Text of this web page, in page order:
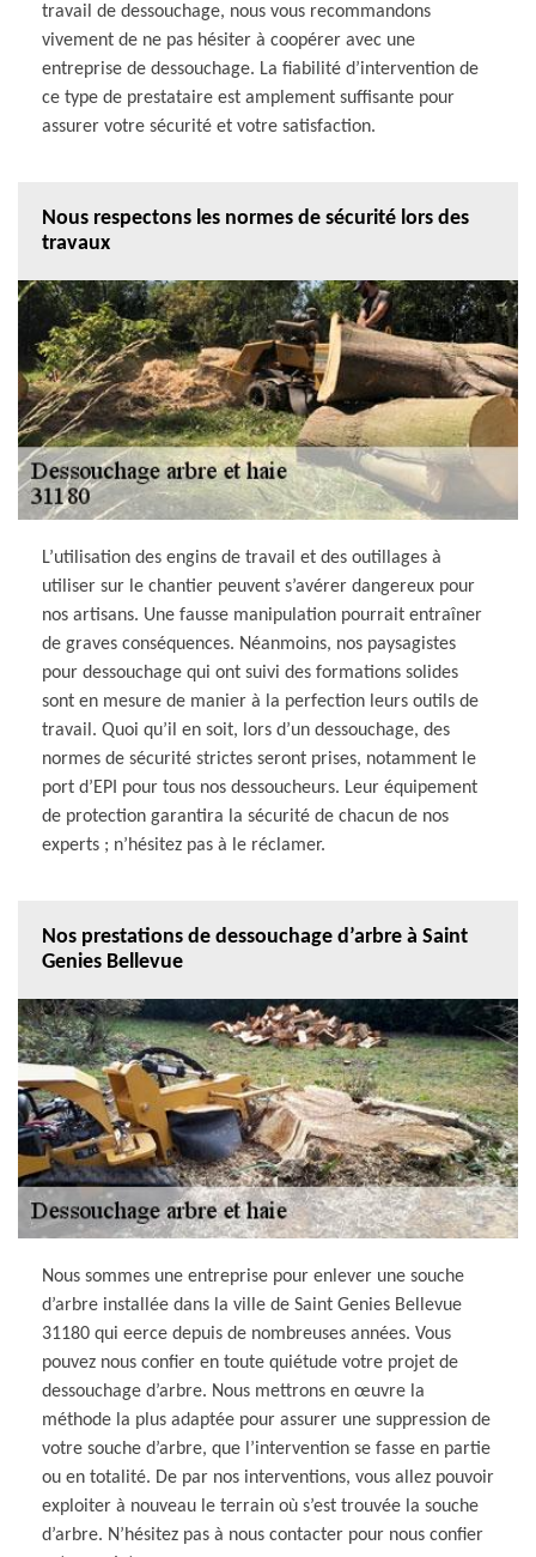
travail de dessouchage, nous vous recommandons
vivement de ne pas hésiter à coopérer avec une
entreprise de dessouchage. La fiabilité d’intervention de
ce type de prestataire est amplement suffisante pour
assurer votre sécurité et votre satisfaction.
Nous respectons les normes de sécurité lors des
travaux
L’utilisation des engins de travail et des outillages à
utiliser sur le chantier peuvent s’avérer dangereux pour
nos artisans. Une fausse manipulation pourrait entraîner
de graves conséquences. Néanmoins, nos paysagistes
pour dessouchage qui ont suivi des formations solides
sont en mesure de manier à la perfection leurs outils de
travail. Quoi qu’il en soit, lors d’un dessouchage, des
normes de sécurité strictes seront prises, notamment le
port d’EPI pour tous nos dessoucheurs. Leur équipement
de protection garantira la sécurité de chacun de nos
experts ; n’hésitez pas à le réclamer.
Nos prestations de dessouchage d’arbre à Saint
Genies Bellevue
Nous sommes une entreprise pour enlever une souche
d’arbre installée dans la ville de Saint Genies Bellevue
31180 qui eerce depuis de nombreuses années. Vous
pouvez nous confier en toute quiétude votre projet de
dessouchage d’arbre. Nous mettrons en œuvre la
méthode la plus adaptée pour assurer une suppression de
votre souche d’arbre, que l’intervention se fasse en partie
ou en totalité. De par nos interventions, vous allez pouvoir
exploiter à nouveau le terrain où s’est trouvée la souche
d’arbre. N’hésitez pas à nous contacter pour nous confier